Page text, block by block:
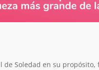
de Soledad en su